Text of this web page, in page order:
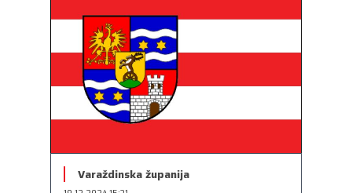
Varaždinska županija